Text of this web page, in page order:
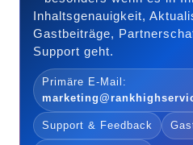
Inhaltsgenauigkeit,
Gastbeiträge,
Support geht.
Primäre E-Mail:
Support & Feedback